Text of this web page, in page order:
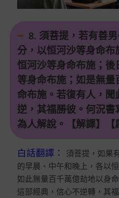
8. 須菩提，若有善
分，以恒河沙等身命
恒河沙等身命布施；
等身命布施；如是無
命布施。若復有人，
逆，其福勝彼。何況書
為人解說。【解譯】【
白話翻譯 ：
須菩提，如果
的早晨、中午和晚上，各以
如此無量百千萬億劫地以身
這部經典，信心不逆轉，其